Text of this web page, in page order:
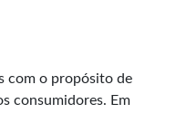
com o propósito de
consumidores. Em